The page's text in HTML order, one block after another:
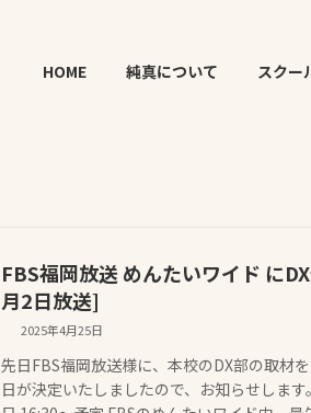
HOME 純真について スクー
FBS福岡放送 めんたいワイド に
月2日放送]
2025年4月25日
先日FBS福岡放送様に、本校のDX部の取材
日が決定いたしましたので、お知らせしま